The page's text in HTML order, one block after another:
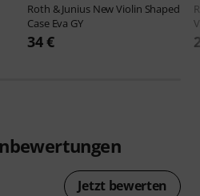
Roth & Junius New Violin Shaped
Case Eva GY
34 €
Jetzt bewerten